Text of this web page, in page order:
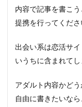
内容で記事を書こ
提携を行ってくださ
出会い系は恋活サ
いうちに含まれてし
アダルト内容かど
自由に書きたいな